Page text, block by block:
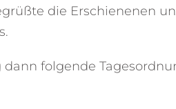
die Erschienenen
dann folgende